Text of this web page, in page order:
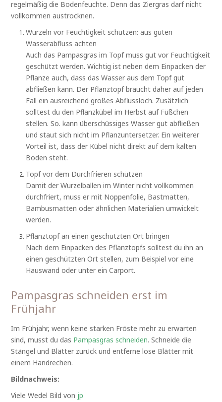
regelmäßig die Bodenfeuchte. Denn das Ziergras darf nicht
vollkommen austrocknen.
Wurzeln vor Feuchtigkeit schützen: aus guten
Wasserabfluss achten
Auch das Pampasgras im Topf muss gut vor Feuchtigkeit
geschützt werden. Wichtig ist neben dem Einpacken der
Pflanze auch, dass das Wasser aus dem Topf gut
abfließen kann. Der Pflanztopf braucht daher auf jeden
Fall ein ausreichend großes Abflussloch. Zusätzlich
solltest du den Pflanzkübel im Herbst auf Füßchen
stellen. So. kann überschüssiges Wasser gut abfließen
und staut sich nicht im Pflanzuntersetzer. Ein weiterer
Vorteil ist, dass der Kübel nicht direkt auf dem kalten
Boden steht.
Topf vor dem Durchfrieren schützen
Damit der Wurzelballen im Winter nicht vollkommen
durchfriert, muss er mit Noppenfolie, Bastmatten,
Bambusmatten oder ähnlichen Materialien umwickelt
werden.
Pflanztopf an einen geschützten Ort bringen
Nach dem Einpacken des Pflanztopfs solltest du ihn an
einen geschützten Ort stellen, zum Beispiel vor eine
Hauswand oder unter ein Carport.
Pampasgras schneiden erst im
Frühjahr
Im Frühjahr, wenn keine starken Fröste mehr zu erwarten
sind, musst du das Pampasgras schneiden. Schneide die
Stängel und Blätter zurück und entferne lose Blätter mit
einem Handrechen.
Bildnachweis:
Viele Wedel Bild von jp